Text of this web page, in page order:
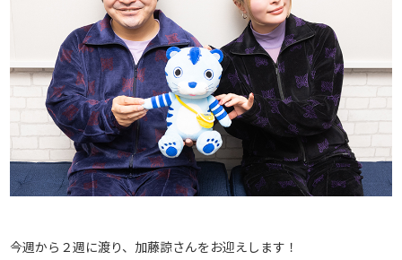
今週から２週に渡り、加藤諒さんをお迎えします！